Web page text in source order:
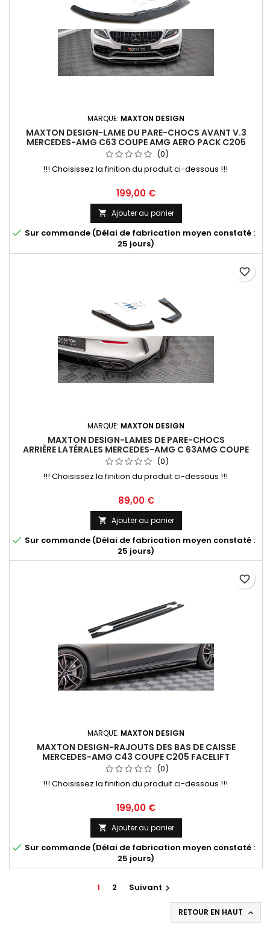
MARQUE: MAXTON DESIGN
MAXTON DESIGN-LAME DU PARE-CHOCS AVANT V.3
MERCEDES-AMG C63 COUPE AMG AERO PACK C205
FACELIFT (0)
!!! Choisissez la finition du produit ci-dessous !!!
Prix
199,00 €
 Ajouter au panier
 Sur commande (Délai de fabrication moyen constaté :
25 jours)
MARQUE: MAXTON DESIGN
MAXTON DESIGN-LAMES DE PARE-CHOCS
ARRIÈRE LATÉRALES MERCEDES-AMG C 63AMG COUPE
C205 FACELIFT
(0)
!!! Choisissez la finition du produit ci-dessous !!!
Prix
89,00 €
 Ajouter au panier
 Sur commande (Délai de fabrication moyen constaté :
25 jours)
favorite_border
MARQUE: MAXTON DESIGN
MAXTON DESIGN-RAJOUTS DES BAS DE CAISSE
MERCEDES-AMG C43 COUPE C205 FACELIFT
(0)
!!! Choisissez la finition du produit ci-dessous !!!
Prix
199,00 €
 Ajouter au panier
 Sur commande (Délai de fabrication moyen constaté :
25 jours)
favorite_border
1 2 Suivant 
RETOUR EN HAUT 